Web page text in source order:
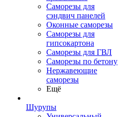
Саморезы для
сэндвич панелей
Оконные саморезы
Саморезы для
гипсокартона
Саморезы для ГВЛ
Саморезы по бетону
Нержавеющие
саморезы
Ещё
Шурупы